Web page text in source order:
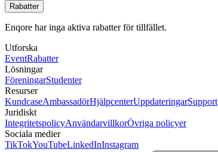
Rabatter
Enqore har inga aktiva rabatter för tillfället.
Utforska
EventRabatter
Lösningar
FöreningarStudenter
Resurser
KundcaseAmbassadörHjälpcenterUppdateringarSupport
Juridiskt
IntegritetspolicyAnvändarvillkorÖvriga policyer
Sociala medier
TikTokYouTubeLinkedInInstagram